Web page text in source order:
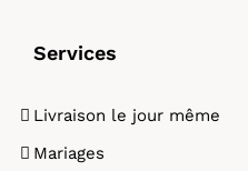
Services
Livraison le jour même
Mariages